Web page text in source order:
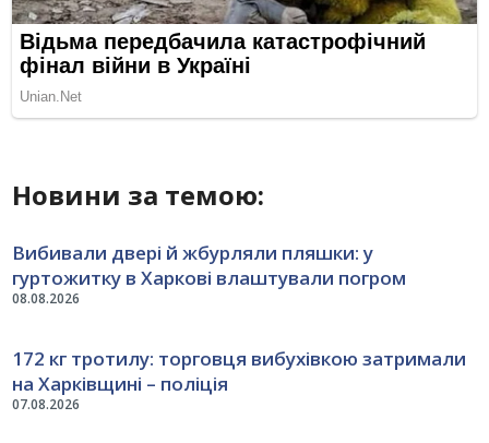
Новини за темою:
08.08.2026
Вибивали двері й жбурляли пляшки: у
гуртожитку в Харкові влаштували погром
07.08.2026
172 кг тротилу: торговця вибухівкою затримали
на Харківщині – поліція